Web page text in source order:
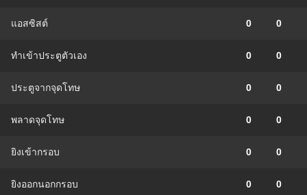
แอสซิสต์ 0 0
ทําเข้าประตูตัวเอง 0 0
ประตูจากจุดโทษ 0 0
พลาดจุดโทษ 0 0
ยิงเข้ากรอบ 0 0
ยิงออกนอกกรอบ 0 0